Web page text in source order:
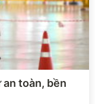
toàn, bền